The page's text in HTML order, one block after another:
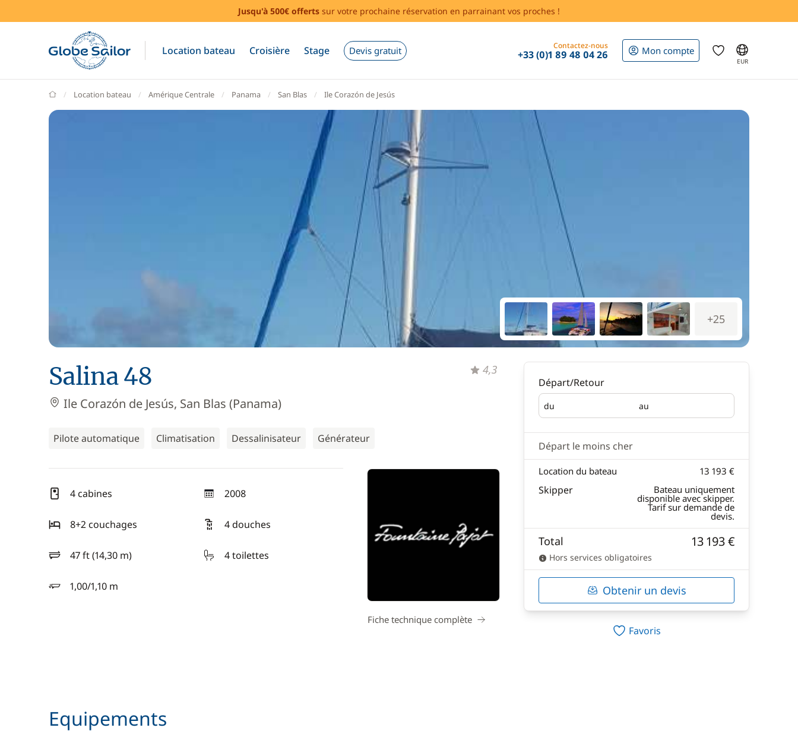
Jusqu'à 500€ offerts sur votre prochaine réservation en parrainant vos proches !
Location bateau Croisière Stage Devis gratuit Contactez-nous
+33 (0)1 89 48 04 26 Mon compte
EUR
GlobeSailor
Location bateau Amérique Centrale Panama San Blas Ile Corazón de Jesús
+25
Salina 48
Ile Corazón de Jesús, San Blas (Panama)
Pilote automatique Climatisation Dessalinisateur Générateur
4,3
4 cabines 2008
année
8+2 couchages
4 douches
47 ft (14,30 m)
longueur 4 toilettes
1,00/1,10 m
tirant d'eau
Fiche technique complète
Equipements
Départ/Retour
du
Départ au
Retour
Départ le moins cher
Location du bateau 13 193 €
Skipper Bateau uniquement
disponible avec skipper.
Tarif sur demande de
devis.
Total 13 193 €
Hors services obligatoires
Obtenir un devis
Favoris